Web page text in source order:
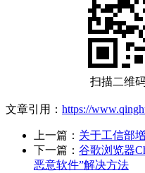
扫描二维
文章引用： https://
上一篇： 关于工信部
下一篇： 谷歌浏览器
恶意软件”解决方法